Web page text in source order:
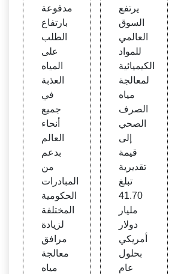
مدفوعة
بارتفاع
الطلب
على
المياه
العذبة
في
جميع
أنحاء
العالم
بدعم
من
المبادرات
الحكومية
المختلفة
لزيادة
مرافق
معالجة
مياه
يرتفع
السوق
العالمي
للمواد
الكيميائية
لمعالجة
مياه
الصرف
الصحي
إلى
قيمة
تقديرية
تبلغ
41.70
مليار
دولار
أمريكي
بحلول
عام